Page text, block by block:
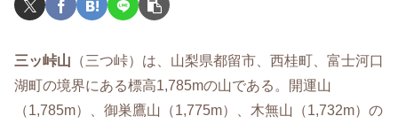
三ッ峠山 （三つ峠）は、山梨県都留市、西桂町、富士河口
湖町の境界にある標高1,785mの山である。開運山
（1,785m）、御巣鷹山（1,775m）、木無山（1,732m）の